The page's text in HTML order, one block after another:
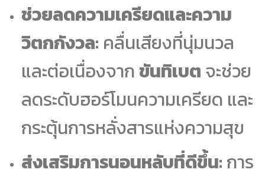
ช่วยลดความเครียดและความ
วิตกกังวล: คลื่นเสียงที่นุ่มนวล
และต่อเนื่องจากขันทิเบต จะช่วย
ลดระดับฮอร์โมนความเครียด และ
กระตุ้นการหลั่งสารแห่งความสุข
ส่งเสริมการนอนหลับที่ดีขึ้น: การ